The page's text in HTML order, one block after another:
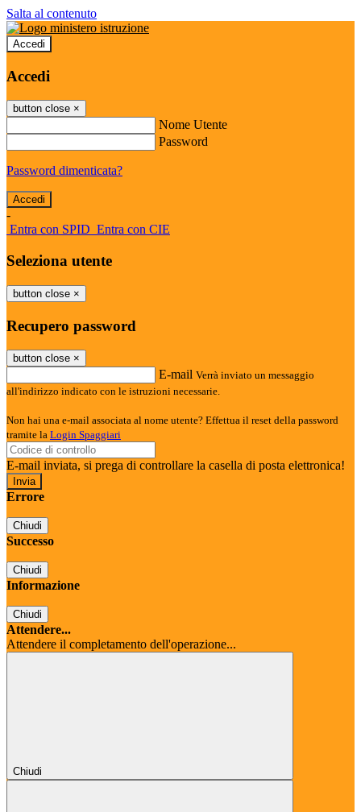
Salta al contenuto
Accedi
Accedi
button close ×
Nome Utente
Password
Password dimenticata?
-
Entra con SPID Entra con CIE
Seleziona utente
button close ×
Recupero password
button close ×
E-mail Verrà inviato un messaggio
all'indirizzo indicato con le istruzioni necessarie.
Non hai una e-mail associata al nome utente? Effettua il reset della password
tramite la Login Spaggiari
E-mail inviata, si prega di controllare la casella di posta elettronica!
Errore
Chiudi
Successo
Chiudi
Informazione
Chiudi
Attendere...
Attendere il completamento dell'operazione...
Chiudi